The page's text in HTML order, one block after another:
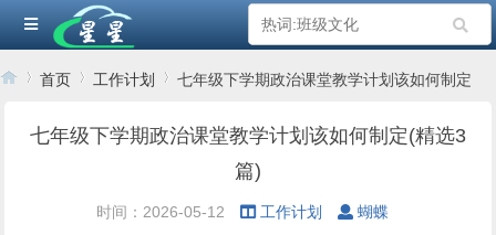
首页 工作计划 七年级下学期政治课堂教学计划该如何制定
七年级下学期政治课堂教学计划该如何制定(精选3
篇)
时间：2026-05-12 工作计划 蝴蝶